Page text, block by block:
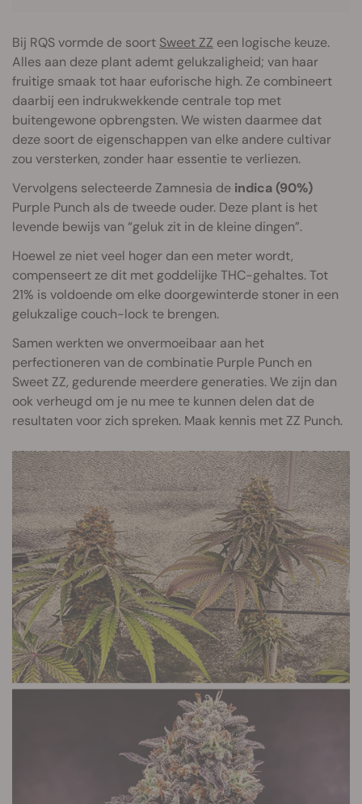
Bij RQS vormde de soort Sweet ZZ een logische keuze.
Alles aan deze plant ademt gelukzaligheid; van haar
fruitige smaak tot haar euforische high. Ze combineert
daarbij een indrukwekkende centrale top met
buitengewone opbrengsten. We wisten daarmee dat
deze soort de eigenschappen van elke andere cultivar
zou versterken, zonder haar essentie te verliezen.
Vervolgens selecteerde Zamnesia de indica (90%)
Purple Punch als de tweede ouder. Deze plant is het
levende bewijs van “geluk zit in de kleine dingen”.
Hoewel ze niet veel hoger dan een meter wordt,
compenseert ze dit met goddelijke THC-gehaltes. Tot
21% is voldoende om elke doorgewinterde stoner in een
gelukzalige couch-lock te brengen.
Samen werkten we onvermoeibaar aan het
perfectioneren van de combinatie Purple Punch en
Sweet ZZ, gedurende meerdere generaties. We zijn dan
ook verheugd om je nu mee te kunnen delen dat de
resultaten voor zich spreken. Maak kennis met ZZ Punch.